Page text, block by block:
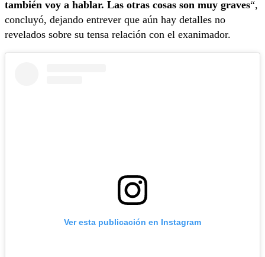
también voy a hablar. Las otras cosas son muy graves“,
concluyó, dejando entrever que aún hay detalles no
revelados sobre su tensa relación con el exanimador.
Ver esta publicación en Instagram